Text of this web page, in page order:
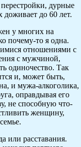
дурные
до 60 лет.
у многих на
почему-то я одна.
отношениями с
с мужчиной,
одиночество. Так
и, может быть,
и мужа-алкоголика,
оправдывая его
не способную что-
женщину,
или расставания.